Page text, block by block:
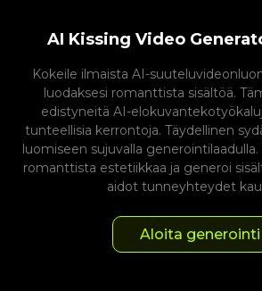
AI Kissing Video
Kokeile ilmaista AI-
luodaksesi romanttista sisältöä.
edistyneitä AI-
tunteellisia kerrontoja. Täydellinen
luomiseen sujuvalla
romanttista estetiikkaa ja generoi
aidot tunneyhteydet
Aloita generointi